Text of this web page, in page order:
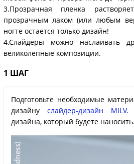
3.Прозрачная пленка
прозрачным лаком (или любым
ногте остается только дизайн!
4.Слайдеры можно наслаивать
великолепные композиции.
1 ШАГ
Подготовьте необходимые
дизайну слайдер-дизайн MILV.
дизайна, который будете наносить.